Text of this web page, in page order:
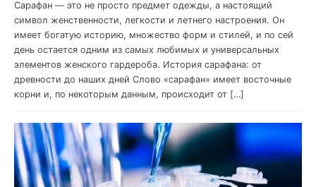
Сарафан — это не просто предмет одежды, а настоящий
символ женственности, легкости и летнего настроения. Он
имеет богатую историю, множество форм и стилей, и по сей
день остается одним из самых любимых и универсальных
элементов женского гардероба. История сарафана: от
древности до наших дней Слово «сарафан» имеет восточные
корни и, по некоторым данным, происходит от […]